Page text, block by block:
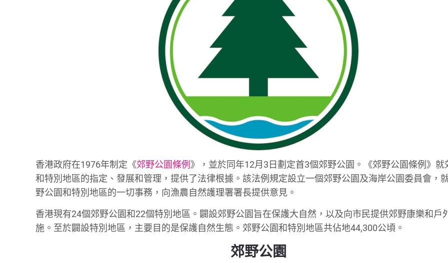
香港政府在1976年制定《郊野公園條例 》，並於同年12月3日劃定首3個郊野公園。《郊野公園條例》就
和特別地區的指定、發展和管理，提供了法律根據。該法例規定設立一個郊野公園及海岸公園委員會，
野公園和特別地區的一切事務，向漁農自然護理署署長提供意見。
香港現有24個郊野公園和22個特別地區。闢設郊野公園旨在保護大自然，以及向市民提供郊野康樂和戶
施。至於闢設特別地區，主要目的是保護自然生態。郊野公園和特別地區共佔地44,300公頃。
郊野公園